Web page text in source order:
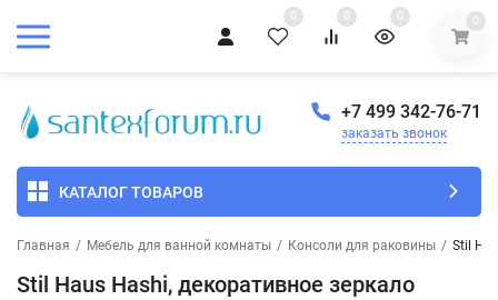
0 0 0 0
+7 499 342-76-71
заказать звонок
КАТАЛОГ ТОВАРОВ
Главная / Мебель для ванной комнаты / Консоли для раковины / Stil
Stil Haus Hashi, декоративное зеркало